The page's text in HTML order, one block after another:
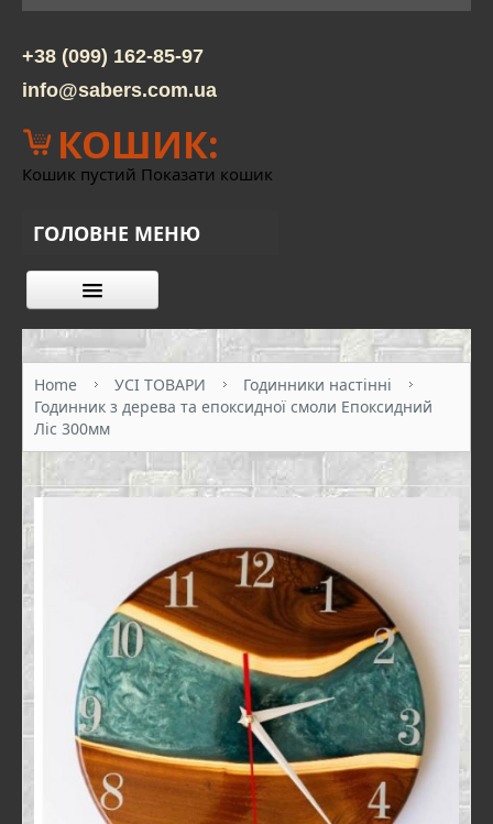
+38 (099) 162-85-97
info@sabers.com.ua
КОШИК:
Кошик пустий Показати кошик
ГОЛОВНЕ МЕНЮ
КАТАЛОГ ТОВАРІВ
КОНТАКТИ
ОПЛАТА ТА ДОСТАВКА
Home УСІ ТОВАРИ
Годинники настінні
Годинник з дерева та епоксидної смоли Епоксидний
Ліс 300мм